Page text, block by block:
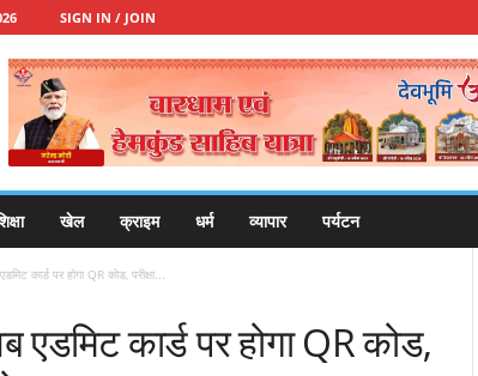
SIGN IN / JOIN
खेल क्राइम धर्म व्यापार पर्यटन
कार्ड पर होगा QR कोड, परीक्षा...
कार्ड पर होगा QR कोड,